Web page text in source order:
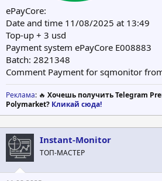
ePayCore:
Date and time 11/08/2025 at 13:49
Top-up + 3 usd
Payment system ePayCore E008883
Batch: 2821348
Comment Payment for sqmonitor
Реклама: 🔥 Хочешь получить Telegram
Polymarket? Кликай сюда!
Instant-Monitor
ТОП-МАСТЕР